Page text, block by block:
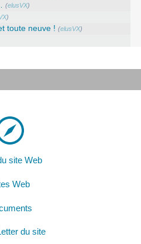
(elusVX)
)
toute neuve ! (elusVX)
site Web
Web
du site